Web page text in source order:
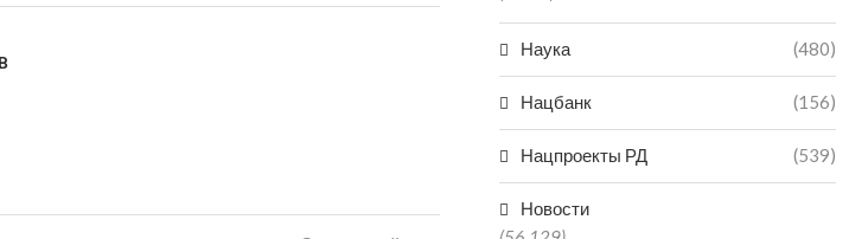
Наука (480)
Нацбанк (156)
Нацпроекты РД (539)
Новости